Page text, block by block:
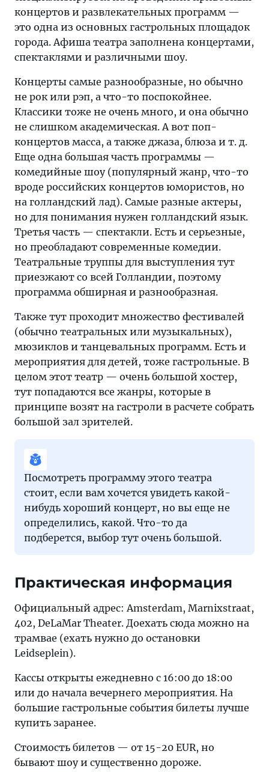
концертов и развлекательных программ —
это одна из основных гастрольных площадок
города. Афиша театра заполнена концертами,
спектаклями и различными шоу.
Концерты самые разнообразные, но обычно
не рок или рэп, а что-то поспокойнее.
Классики тоже не очень много, и она обычно
не слишком академическая. А вот поп-
концертов масса, а также джаза, блюза и т. д.
Еще одна большая часть программы —
комедийные шоу (популярный жанр, что-то
вроде российских концертов юмористов, но
на голландский лад). Самые разные актеры,
но для понимания нужен голландский язык.
Третья часть — спектакли. Есть и серьезные,
но преобладают современные комедии.
Театральные труппы для выступления тут
приезжают со всей Голландии, поэтому
программа обширная и разнообразная.
Также тут проходит множество фестивалей
(обычно театральных или музыкальных),
мюзиклов и танцевальных программ. Есть и
мероприятия для детей, тоже гастрольные. В
целом этот театр — очень большой хостер,
тут попадаются все жанры, которые в
принципе возят на гастроли в расчете собрать
большой зал зрителей.
Посмотреть программу этого театра
стоит, если вам хочется увидеть какой-
нибудь хороший концерт, но вы еще не
определились, какой. Что-то да
подберется, выбор тут очень большой.
Практическая информация
Официальный адрес: Amsterdam, Marnixstraat,
402, DeLaMar Theater. Доехать сюда можно на
трамвае (ехать нужно до остановки
Leidseplein).
Кассы открыты ежедневно с 16:00 до 18:00
или до начала вечернего мероприятия. На
большие гастрольные события билеты лучше
купить заранее.
Стоимость билетов — от 15-20 EUR, но
бывают шоу и существенно дороже.